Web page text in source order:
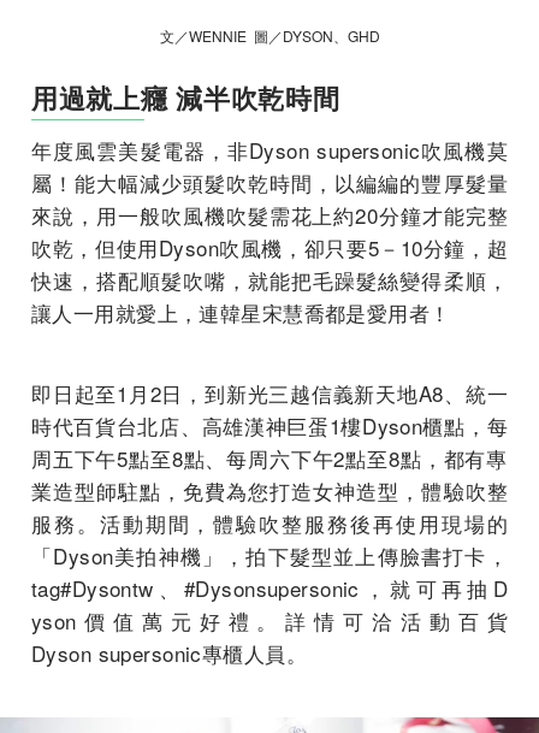
文／WENNIE 圖／DYSON、GHD
用過就上癮 減半吹乾時間
年度風雲美髮電器，非Dyson supersonic吹風機莫
屬！能大幅減少頭髮吹乾時間，以編編的豐厚髮量
來說，用一般吹風機吹髮需花上約20分鐘才能完整
吹乾，但使用Dyson吹風機，卻只要5－10分鐘，超
快速，搭配順髮吹嘴，就能把毛躁髮絲變得柔順，
讓人一用就愛上，連韓星宋慧喬都是愛用者！
即日起至1月2日，到新光三越信義新天地A8、統一
時代百貨台北店、高雄漢神巨蛋1樓Dyson櫃點，每
周五下午5點至8點、每周六下午2點至8點， 都有專
業造型師駐點，免費為您打造女神造型，體驗吹整
服務。活動期間，體驗吹整服務後再使用現場的
「Dyson美拍神機」，拍下髮型並上傳臉書打卡，
tag#Dysontw、#Dysonsupersonic，就可再抽D
yson價值萬元好禮。詳情可洽活動百貨
Dyson supersonic專櫃人員。